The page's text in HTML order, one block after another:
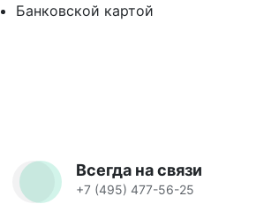
Банковской картой
Всегда на связи
+7 (495) 477-56-25